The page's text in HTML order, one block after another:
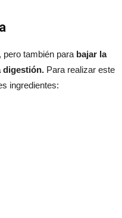
también para bajar la
digestión. Para realizar este
ingredientes: